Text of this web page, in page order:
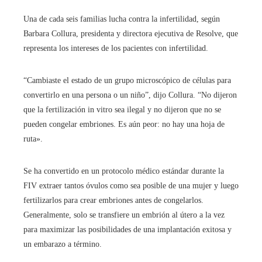
Una de cada seis familias lucha contra la infertilidad, según
Barbara Collura, presidenta y directora ejecutiva de Resolve, que
representa los intereses de los pacientes con infertilidad.
“Cambiaste el estado de un grupo microscópico de células para
convertirlo en una persona o un niño”, dijo Collura. “No dijeron
que la fertilización in vitro sea ilegal y no dijeron que no se
pueden congelar embriones. Es aún peor: no hay una hoja de
ruta».
Se ha convertido en un protocolo médico estándar durante la
FIV extraer tantos óvulos como sea posible de una mujer y luego
fertilizarlos para crear embriones antes de congelarlos.
Generalmente, solo se transfiere un embrión al útero a la vez
para maximizar las posibilidades de una implantación exitosa y
un embarazo a término.